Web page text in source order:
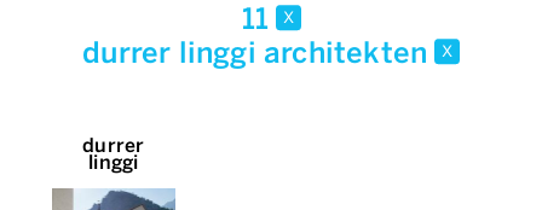
11 x
durrer linggi architekten x
durrer
linggi